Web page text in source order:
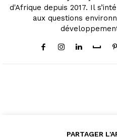
d'Afrique depuis 2017. Il
aux questions
PARTAGER